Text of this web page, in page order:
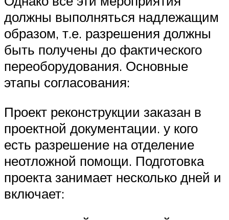
должны выполняться надлежащим
образом, т.е. разрешения должны
быть получены до фактического
переоборудования. Основные
этапы согласования:
Проект реконструкции заказан в
проектной документации. у кого
есть разрешение на отделение
неотложной помощи. Подготовка
проекта занимает несколько дней и
включает: